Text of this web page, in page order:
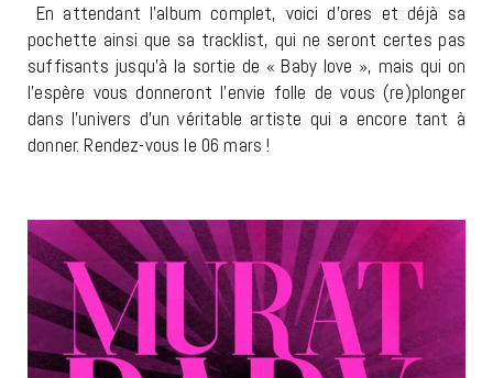
En attendant l’album complet, voici d’ores et déjà sa
pochette ainsi que sa tracklist, qui ne seront certes pas
suffisants jusqu’à la sortie de « Baby love », mais qui on
l’espère vous donneront l’envie folle de vous (re)plonger
dans l’univers d’un véritable artiste qui a encore tant à
donner. Rendez-vous le 06 mars !